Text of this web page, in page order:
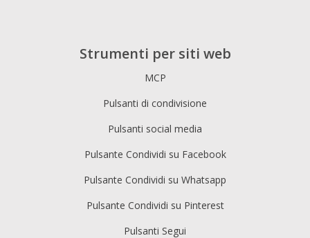
Strumenti per siti web
MCP
Pulsanti di condivisione
Pulsanti social media
Pulsante Condividi su Facebook
Pulsante Condividi su Whatsapp
Pulsante Condividi su Pinterest
Pulsanti Segui